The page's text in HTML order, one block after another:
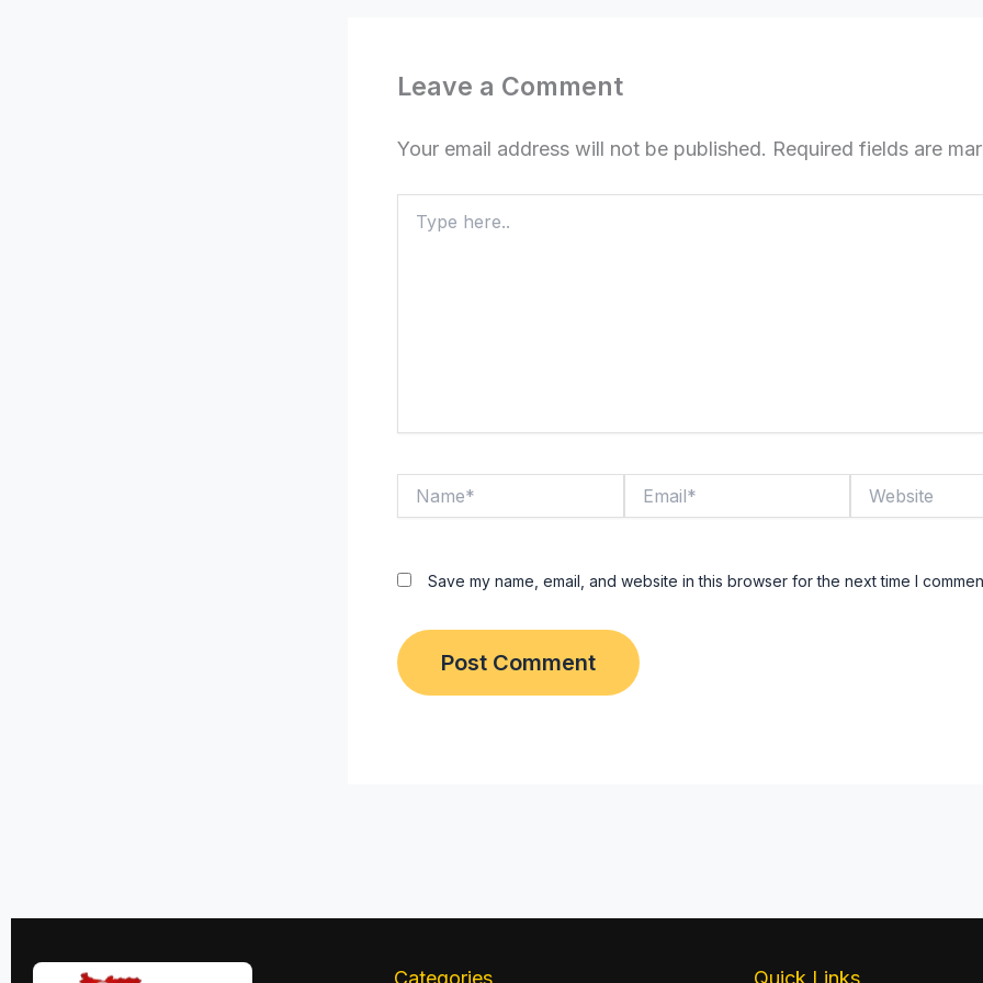
Leave a Comment
Your email address will not be published. Required fields are
here..
Save my name, email, and website in this browser for the next time I
Categories Quick Links